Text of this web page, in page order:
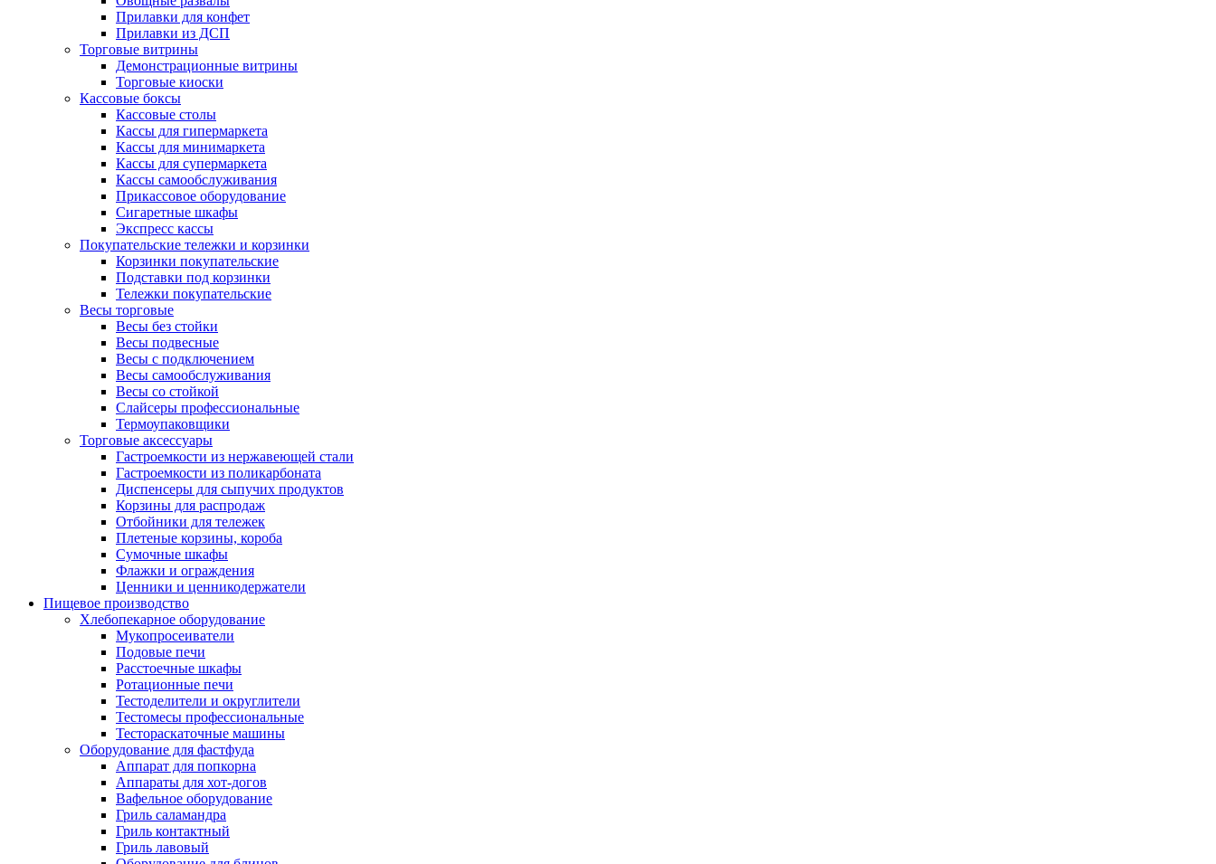
Прилавки для конфет
Прилавки из ДСП
Торговые витрины
Демонстрационные витрины
Торговые киоски
Кассовые боксы
Кассовые столы
Кассы для гипермаркета
Кассы для минимаркета
Кассы для супермаркета
Кассы самообслуживания
Прикассовое оборудование
Сигаретные шкафы
Экспресс кассы
Покупательские тележки и корзинки
Корзинки покупательские
Подставки под корзинки
Тележки покупательские
Весы торговые
Весы без стойки
Весы подвесные
Весы с подключением
Весы самообслуживания
Весы со стойкой
Слайсеры профессиональные
Термоупаковщики
Торговые аксессуары
Гастроемкости из нержавеющей стали
Гастроемкости из поликарбоната
Диспенсеры для сыпучих продуктов
Корзины для распродаж
Отбойники для тележек
Плетеные корзины, короба
Сумочные шкафы
Флажки и ограждения
Ценники и ценникодержатели
Пищевое производство
Хлебопекарное оборудование
Мукопросеиватели
Подовые печи
Расстоечные шкафы
Ротационные печи
Тестоделители и округлители
Тестомесы профессиональные
Тестораскаточные машины
Оборудование для фастфуда
Аппарат для попкорна
Аппараты для хот-догов
Вафельное оборудование
Гриль саламандра
Гриль контактный
Гриль лавовый